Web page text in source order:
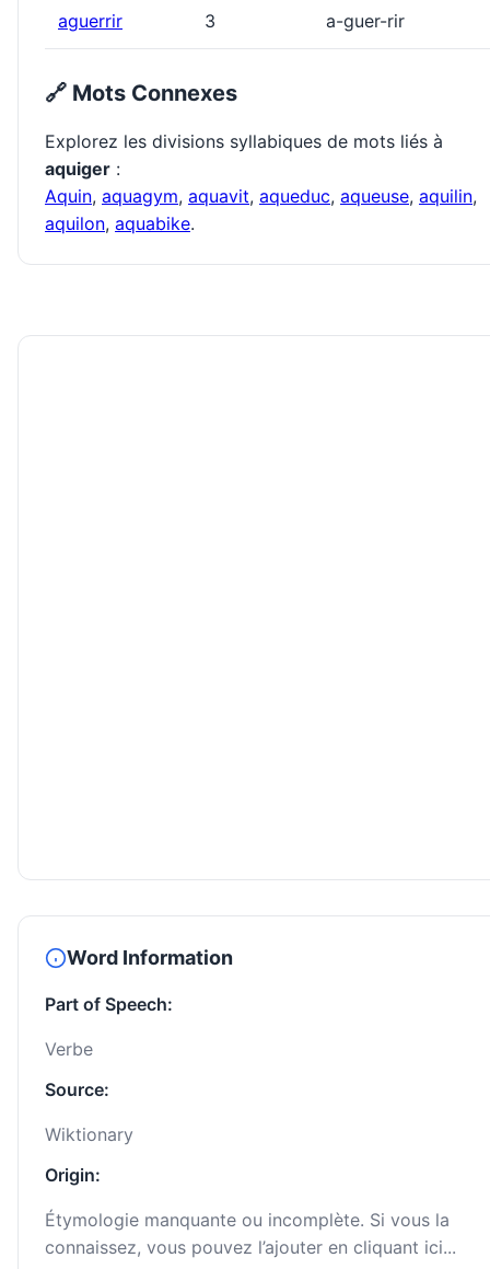
aguerrir 3 a-guer-rir
🔗 Mots Connexes
Explorez les divisions syllabiques de mots liés à
aquiger :
Aquin, aquagym, aquavit, aqueduc, aqueuse, aquilin,
aquilon, aquabike.
Word Information
Part of Speech:
Verbe
Source:
Wiktionary
Origin:
Étymologie manquante ou incomplète. Si vous la
connaissez, vous pouvez l’ajouter en cliquant ici...